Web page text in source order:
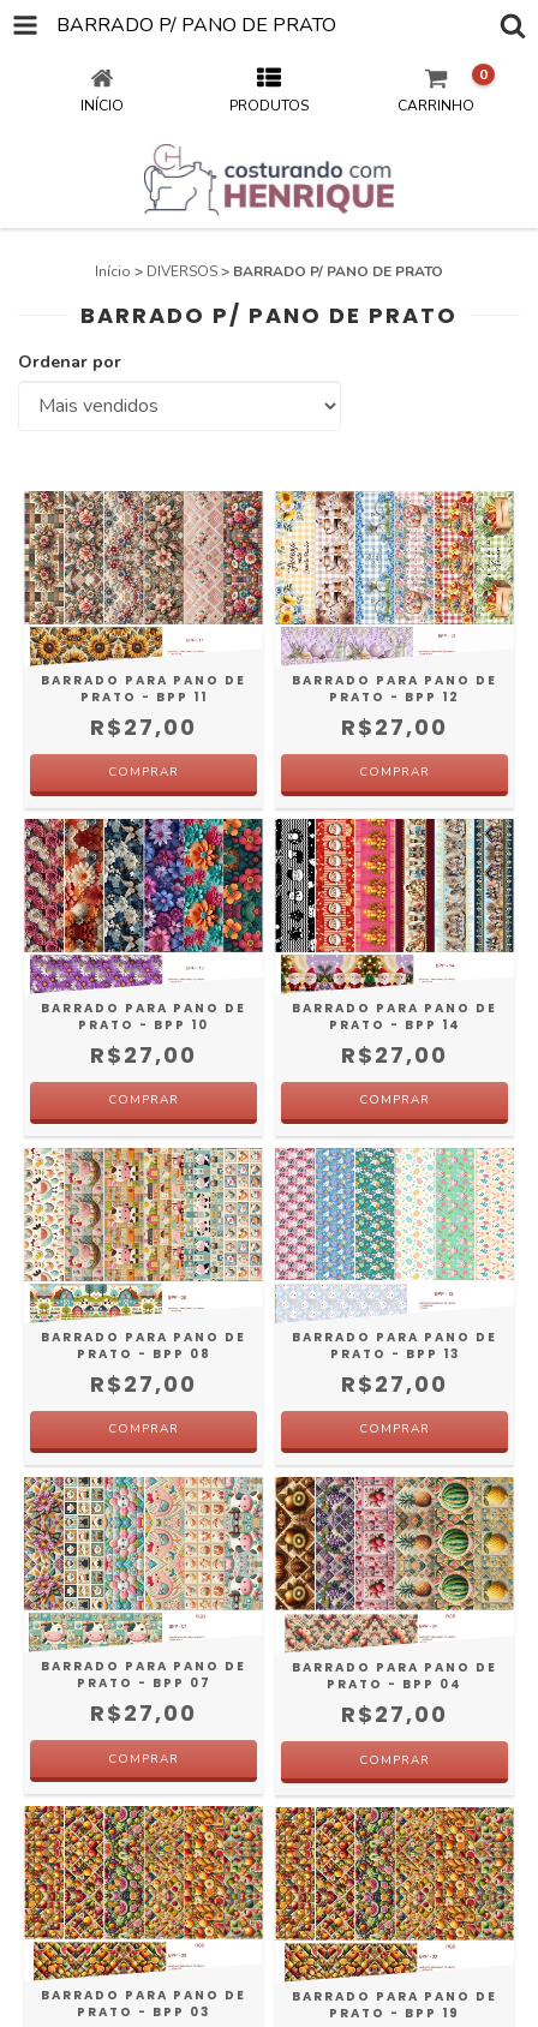
BARRADO P/ PANO DE PRATO
INÍCIO PRODUTOS CARRINHO
0
Início > DIVERSOS> BARRADO P/ PANO DE PRATO
BARRADO P/ PANO DE PRATO
Ordenar por
BARRADO PARA PANO DE
PRATO - BPP 11
R$27,00
BARRADO PARA PANO DE
PRATO - BPP 12
R$27,00
BARRADO PARA PANO DE
PRATO - BPP 10
R$27,00
BARRADO PARA PANO DE
PRATO - BPP 14
R$27,00
BARRADO PARA PANO DE
PRATO - BPP 08
R$27,00
BARRADO PARA PANO DE
PRATO - BPP 13
R$27,00
BARRADO PARA PANO DE
PRATO - BPP 07
R$27,00
BARRADO PARA PANO DE
PRATO - BPP 04
R$27,00
BARRADO PARA PANO DE
PRATO - BPP 03
BARRADO PARA PANO DE
PRATO - BPP 19